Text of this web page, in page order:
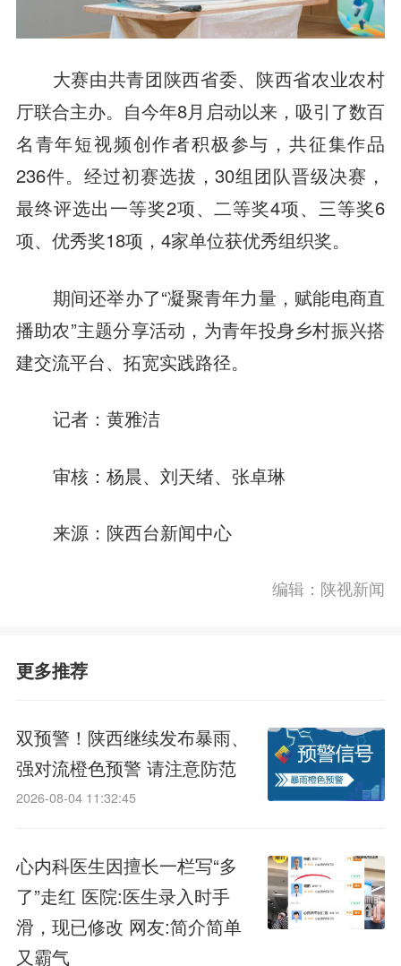
大赛由共青团陕西省委、陕西省农业农村
厅联合主办。自今年8月启动以来，吸引了数百
名青年短视频创作者积极参与，共征集作品
236件。经过初赛选拔，30组团队晋级决赛，
最终评选出一等奖2项、二等奖4项、三等奖6
项、优秀奖18项，4家单位获优秀组织奖。
期间还举办了“凝聚青年力量，赋能电商直
播助农”主题分享活动，为青年投身乡村振兴搭
建交流平台、拓宽实践路径。
记者：黄雅洁
审核：杨晨、刘天绪、张卓琳
来源：陕西台新闻中心
编辑：陕视新闻
更多推荐
双预警！陕西继续发布暴雨、
强对流橙色预警 请注意防范
2026-08-04 11:32:45
心内科医生因擅长一栏写“多
了”走红 医院:医生录入时手
滑，现已修改 网友:简介简单
又霸气